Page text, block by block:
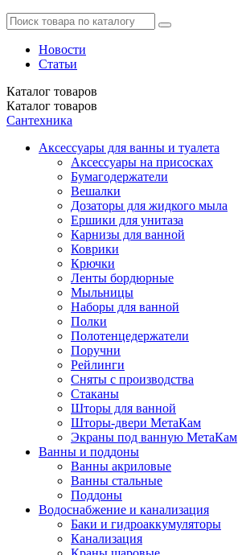
Новости
Статьи
Каталог товаров
Каталог товаров
Сантехника
Аксессуары для ванны и туалета
Аксессуары на присосках
Бумагодержатели
Вешалки
Дозаторы для жидкого мыла
Ершики для унитаза
Карнизы для ванной
Коврики
Крючки
Ленты бордюрные
Мыльницы
Наборы для ванной
Полки
Полотенцедержатели
Поручни
Рейлинги
Сняты с производства
Стаканы
Шторы для ванной
Шторы-двери МетаКам
Экраны под ванную МетаКам
Ванны и поддоны
Ванны акриловые
Ванны стальные
Поддоны
Водоснабжение и канализация
Баки и гидроаккумуляторы
Канализация